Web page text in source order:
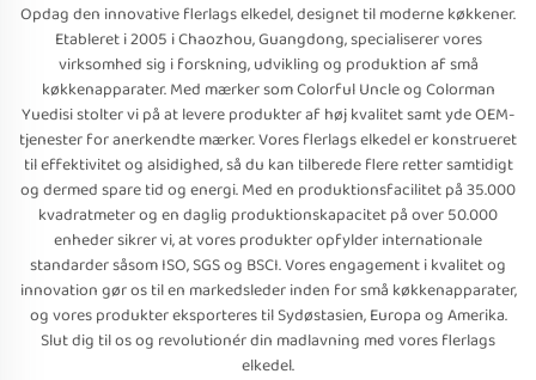
Opdag den innovative flerlags elkedel, designet til moderne køkkener.
Etableret i 2005 i Chaozhou, Guangdong, specialiserer vores
virksomhed sig i forskning, udvikling og produktion af små
køkkenapparater. Med mærker som Colorful Uncle og Colorman
Yuedisi stolter vi på at levere produkter af høj kvalitet samt yde OEM-
tjenester for anerkendte mærker. Vores flerlags elkedel er konstrueret
til effektivitet og alsidighed, så du kan tilberede flere retter samtidigt
og dermed spare tid og energi. Med en produktionsfacilitet på 35.000
kvadratmeter og en daglig produktionskapacitet på over 50.000
enheder sikrer vi, at vores produkter opfylder internationale
standarder såsom ISO, SGS og BSCI. Vores engagement i kvalitet og
innovation gør os til en markedsleder inden for små køkkenapparater,
og vores produkter eksporteres til Sydøstasien, Europa og Amerika.
Slut dig til os og revolutionér din madlavning med vores flerlags
elkedel.